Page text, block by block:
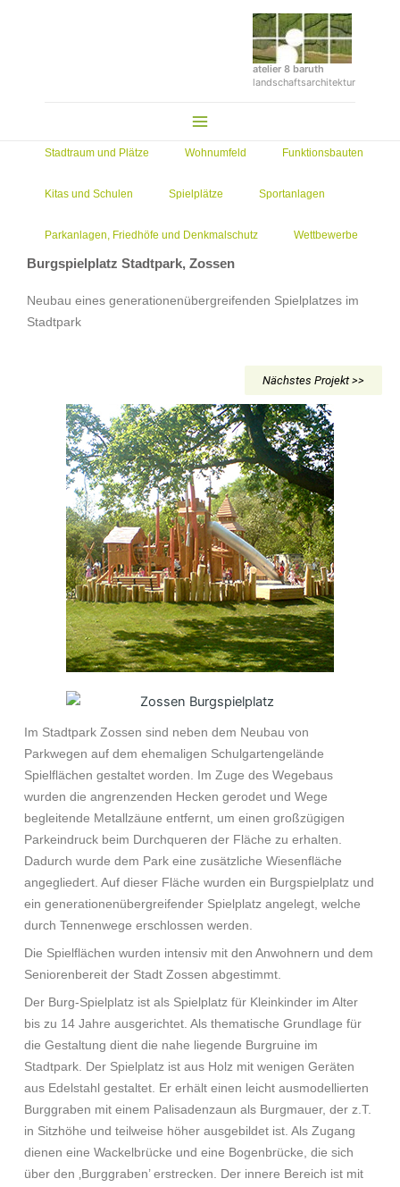
atelier 8 baruth
landschaftsarchitektur
Main
Menu
Stadtraum und Plätze Wohnumfeld Funktionsbauten
Kitas und Schulen Spielplätze Sportanlagen
Parkanlagen, Friedhöfe und Denkmalschutz Wettbewerbe
Burgspielplatz Stadtpark, Zossen
Neubau eines generationenübergreifenden Spielplatzes im
Stadtpark
Nächstes Projekt >>
Im Stadtpark Zossen sind neben dem Neubau von
Parkwegen auf dem ehemaligen Schulgartengelände
Spielflächen gestaltet worden. Im Zuge des Wegebaus
wurden die angrenzenden Hecken gerodet und Wege
begleitende Metallzäune entfernt, um einen großzügigen
Parkeindruck beim Durchqueren der Fläche zu erhalten.
Dadurch wurde dem Park eine zusätzliche Wiesenfläche
angegliedert. Auf dieser Fläche wurden ein Burgspielplatz und
ein generationenübergreifender Spielplatz angelegt, welche
durch Tennenwege erschlossen werden.
Die Spielflächen wurden intensiv mit den Anwohnern und dem
Seniorenbereit der Stadt Zossen abgestimmt.
Der Burg-Spielplatz ist als Spielplatz für Kleinkinder im Alter
bis zu 14 Jahre ausgerichtet. Als thematische Grundlage für
die Gestaltung dient die nahe liegende Burgruine im
Stadtpark. Der Spielplatz ist aus Holz mit wenigen Geräten
aus Edelstahl gestaltet. Er erhält einen leicht ausmodellierten
Burggraben mit einem Palisadenzaun als Burgmauer, der z.T.
in Sitzhöhe und teilweise höher ausgebildet ist. Als Zugang
dienen eine Wackelbrücke und eine Bogenbrücke, die sich
über den ‚Burggraben’ erstrecken. Der innere Bereich ist mit